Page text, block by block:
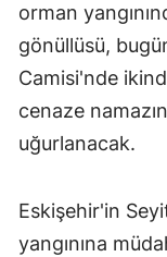
orman
gönüllüsü,
Camisi'nde
cenaze
uğurlanacak.
Eskişehir'in
yangınına